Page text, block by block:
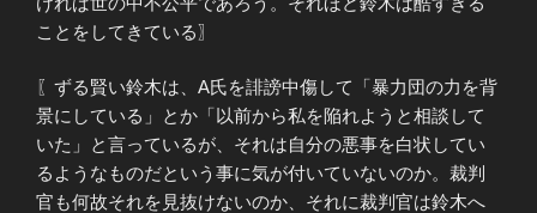
ことをしてきている〗
〖ずる賢い鈴木は、A氏を誹謗中傷して「暴力団の力を背
景にしている」とか「以前から私を陥れようと相談して
いた」と言っているが、それは自分の悪事を白状してい
るようなものだという事に気が付いていないのか。裁判
官も何故それを見抜けないのか、それに裁判官は鈴木へ